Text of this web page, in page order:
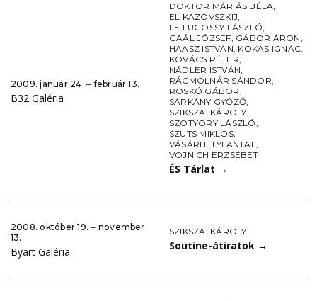
2009. január 24. ‒ február 13.
B32 Galéria
DOKTOR MÁRIÁS BÉLA,
EL KAZOVSZKIJ,
FE LUGOSSY LÁSZLÓ,
GAÁL JÓZSEF, GÁBOR ÁRON,
HAÁSZ ISTVÁN, KOKAS IGNÁC,
KOVÁCS PÉTER,
NÁDLER ISTVÁN,
RÁCMOLNÁR SÁNDOR,
ROSKÓ GÁBOR,
SÁRKÁNY GYŐZŐ,
SZIKSZAI KÁROLY,
SZOTYORY LÁSZLÓ,
SZÜTS MIKLÓS,
VÁSÁRHELYI ANTAL,
VOJNICH ERZSÉBET
ÉS Tárlat →
2008. október 19. ‒ november
13.
Byart Galéria
SZIKSZAI KÁROLY
Soutine-átiratok →